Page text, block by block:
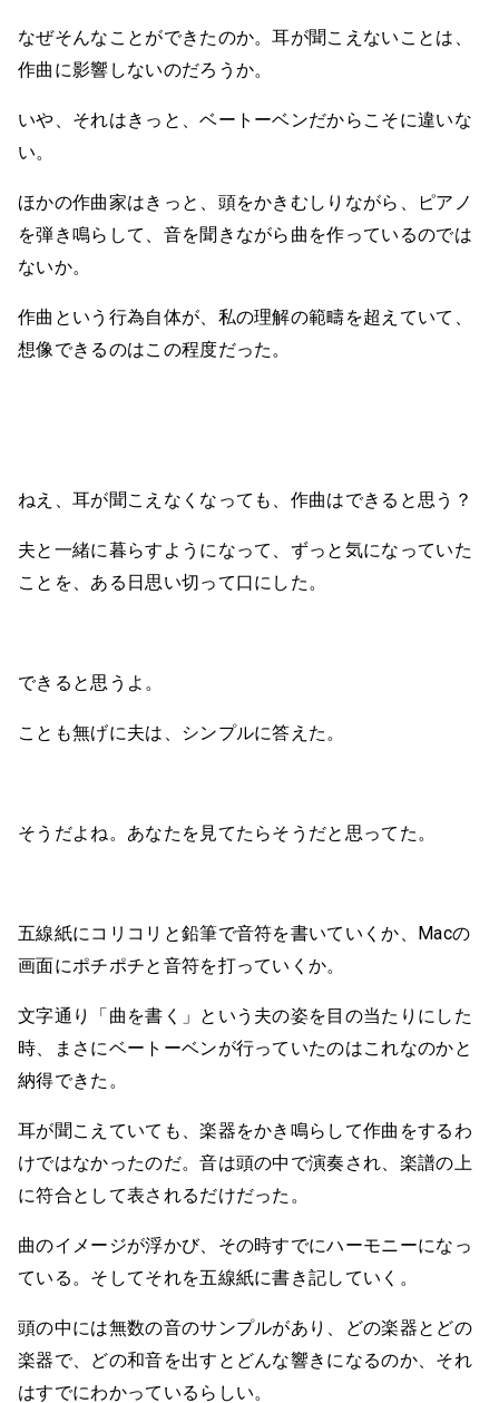
なぜそんなことができたのか。耳が聞こえないことは、
作曲に影響しないのだろうか。
いや、それはきっと、ベートーベンだからこそに違いな
い。
ほかの作曲家はきっと、頭をかきむしりながら、ピアノ
を弾き鳴らして、音を聞きながら曲を作っているのでは
ないか。
作曲という行為自体が、私の理解の範疇を超えていて、
想像できるのはこの程度だった。
ねえ、耳が聞こえなくなっても、作曲はできると思う？
夫と一緒に暮らすようになって、ずっと気になっていた
ことを、ある日思い切って口にした。
できると思うよ。
ことも無げに夫は、シンプルに答えた。
そうだよね。あなたを見てたらそうだと思ってた。
五線紙にコリコリと鉛筆で音符を書いていくか、Macの
画面にポチポチと音符を打っていくか。
文字通り「曲を書く」という夫の姿を目の当たりにした
時、まさにベートーベンが行っていたのはこれなのかと
納得できた。
耳が聞こえていても、楽器をかき鳴らして作曲をするわ
けではなかったのだ。音は頭の中で演奏され、楽譜の上
に符合として表されるだけだった。
曲のイメージが浮かび、その時すでにハーモニーになっ
ている。そしてそれを五線紙に書き記していく。
頭の中には無数の音のサンプルがあり、どの楽器とどの
楽器で、どの和音を出すとどんな響きになるのか、それ
はすでにわかっているらしい。